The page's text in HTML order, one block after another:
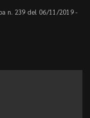
n. 239 del 06/11/2019 -